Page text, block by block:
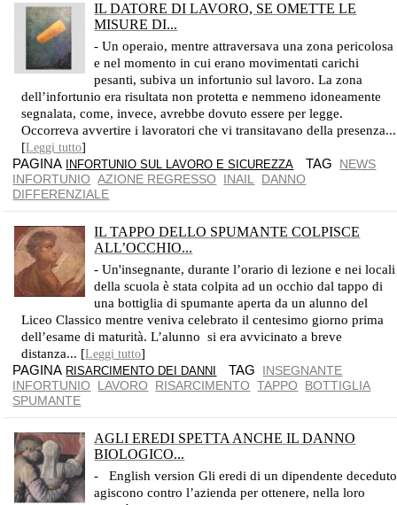
IL DATORE DI LAVORO, SE OMETTE LE
MISURE DI...
- Un operaio, mentre attraversava una zona pericolosa
e nel momento in cui erano movimentati carichi
pesanti, subiva un infortunio sul lavoro. La zona
dell’infortunio era risultata non protetta e nemmeno idoneamente
segnalata, come, invece, avrebbe dovuto essere per legge.
Occorreva avvertire i lavoratori che vi transitavano della presenza...
[Leggi tutto]
PAGINA INFORTUNIO SUL LAVORO E SICUREZZA TAG NEWS
INFORTUNIO AZIONE REGRESSO INAIL
DANNO
DIFFERENZIALE
IL TAPPO DELLO SPUMANTE COLPISCE
ALL’OCCHIO...
- Un'insegnante, durante l’orario di lezione e nei locali
della scuola è stata colpita ad un occhio dal tappo di
una bottiglia di spumante aperta da un alunno del
Liceo Classico mentre veniva celebrato il centesimo giorno prima
dell’esame di maturità. L’alunno si era avvicinato a breve
distanza... [Leggi tutto]
PAGINA RISARCIMENTO DEI DANNI TAG INSEGNANTE
INFORTUNIO
LAVORO RISARCIMENTO TAPPO
BOTTIGLIA
SPUMANTE
AGLI EREDI SPETTA ANCHE IL DANNO
BIOLOGICO...
- English version Gli eredi di un dipendente deceduto
agiscono contro l’azienda per ottenere, nella loro